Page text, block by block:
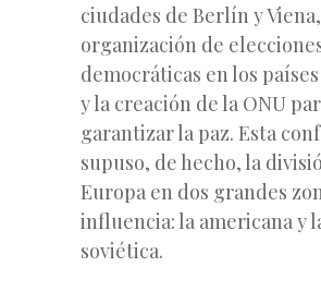
ciudades de Berlín y
organización de
democráticas en los
y la creación de la ONU
garantizar la paz. Esta
supuso, de hecho, la
Europa en dos grandes
influencia: la americana y
soviética.